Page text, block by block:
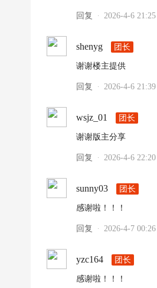
回复 · 2026-4-6 21:25
shenyg 团长
谢谢楼主提供
回复 · 2026-4-6 21:39
wsjz_01 团长
谢谢版主分享
回复 · 2026-4-6 22:20
sunny03 团长
感谢啦！！！
回复 · 2026-4-7 00:26
yzc164 团长
感谢啦！！！